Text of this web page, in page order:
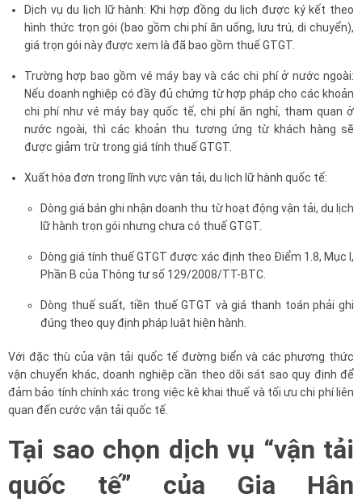
Dịch vụ du lịch lữ hành: Khi hợp đồng du lịch được ký kết theo
hình thức trọn gói (bao gồm chi phí ăn uống, lưu trú, di chuyển),
giá trọn gói này được xem là đã bao gồm thuế GTGT.
Trường hợp bao gồm vé máy bay và các chi phí ở nước ngoài:
Nếu doanh nghiệp có đầy đủ chứng từ hợp pháp cho các khoản
chi phí như vé máy bay quốc tế, chi phí ăn nghỉ, tham quan ở
nước ngoài, thì các khoản thu tương ứng từ khách hàng sẽ
được giảm trừ trong giá tính thuế GTGT.
Xuất hóa đơn trong lĩnh vực vận tải, du lịch lữ hành quốc tế:
Dòng giá bán ghi nhận doanh thu từ hoạt động vận tải, du lịch
lữ hành trọn gói nhưng chưa có thuế GTGT.
Dòng giá tính thuế GTGT được xác định theo Điểm 1.8, Mục I,
Phần B của Thông tư số 129/2008/TT-BTC.
Dòng thuế suất, tiền thuế GTGT và giá thanh toán phải ghi
đúng theo quy định pháp luật hiện hành.
Với đặc thù của vận tải quốc tế đường biển và các phương thức
vận chuyển khác, doanh nghiệp cần theo dõi sát sao quy định để
đảm bảo tính chính xác trong việc kê khai thuế và tối ưu chi phí liên
quan đến cước vận tải quốc tế.
Tại sao chọn dịch vụ “vận tải
quốc tế” của Gia Hân